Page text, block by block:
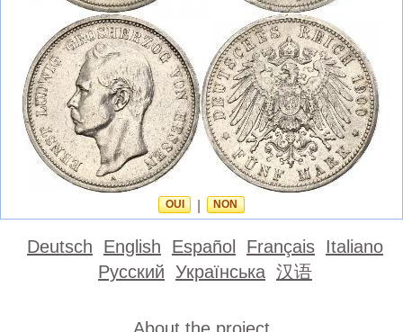
OUI NON
Deutsch English Español Français Italiano
Русский Українська 汉语